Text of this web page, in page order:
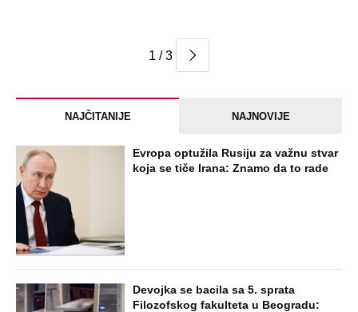
1 / 3
NAJČITANIJE NAJNOVIJE
Evropa optužila Rusiju za važnu stvar
koja se tiče Irana: Znamo da to rade
Devojka se bacila sa 5. sprata
Filozofskog fakulteta u Beogradu: